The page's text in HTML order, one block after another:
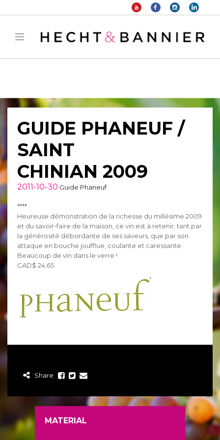
: filter_var() expects parameter 2 to be long, string given in
manager/public/frontend.phpon line 1149
GUIDE PHANEUF /
SAINT
CHINIAN 2009
2011-10-30 Guide Phaneuf
****
Heureuse démonstration de la richesse du millésime 2009
et du savoir-faire de la maison, ce vin est à retenir, tant par
la générosité débordante de ses saveurs, que par son
attaque en bouche joufflue, coulante et caressante.
Beaucoup de vin dans le verre !
CAD$ 24,65
Share
MATERIAL